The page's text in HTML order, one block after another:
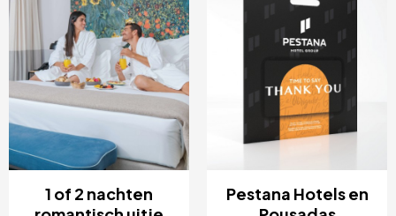
1 of 2 nachten
Pestana Hotels en